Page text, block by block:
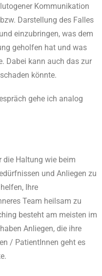
Kommunikation
Darstellung des Falles
einzubringen, was dem
geholfen hat und was
Dabei kann auch das zur
könnte.
gehe ich analog
die Haltung wie beim
und Anliegen zu
Ihre
Team heilsam zu
besteht am meisten im
Anliegen, die ihre
/ PatientInnen geht es